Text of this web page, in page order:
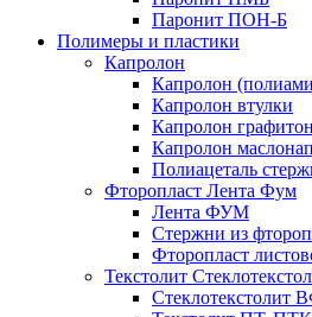
Паронит ПОН-Б
Полимеры и пластики
Капролон
Капролон
Капролон втулки
Капролон
Капролон
Полиацеталь
Фторопласт Лента Фум
Лента ФУМ
Стержни из
Фторопласт
Текстолит
Стеклотекстолит